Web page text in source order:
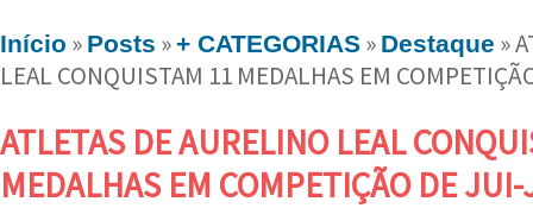
Início » Posts »+ CATEGORIAS » Destaque »
LEAL CONQUISTAM 11 MEDALHAS EM
ATLETAS DE AURELINO LEAL
MEDALHAS EM COMPETIÇÃO DE